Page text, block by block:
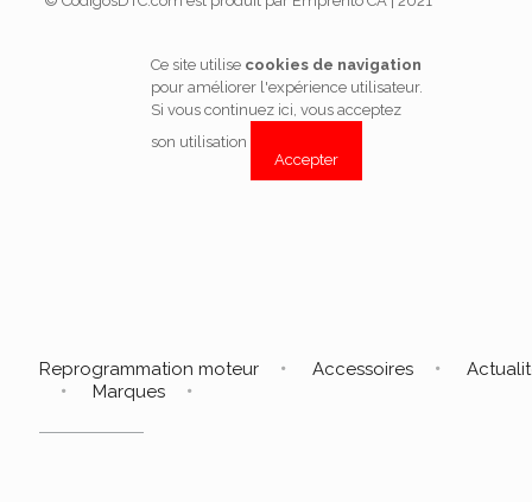
Ce site utilise cookies de navigation
pour améliorer l'expérience utilisateur.
Si vous continuez ici, vous acceptez
son utilisation
Accepter
Reprogrammation moteur Accessoires
Marques